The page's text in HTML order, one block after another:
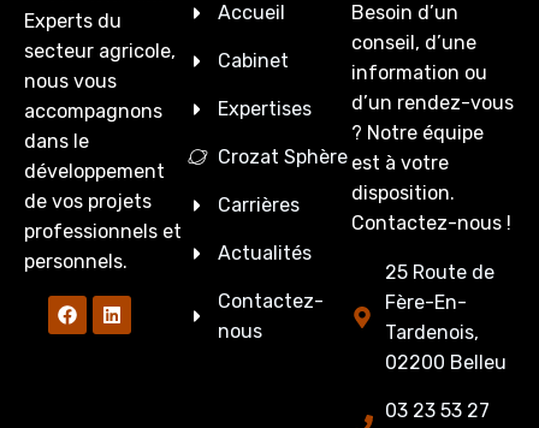
Experts du
secteur agricole,
nous vous
accompagnons
dans le
développement
de vos projets
professionnels et
personnels.
Accueil
Cabinet
Expertises
Crozat Sphère
Carrières
Actualités
Contactez-
nous
Besoin d’un
conseil, d’une
information ou
d’un rendez-vous
? Notre équipe
est à votre
disposition.
Contactez-nous !
25 Route de
Fère-En-
Tardenois,
02200 Belleu
03 23 53 27